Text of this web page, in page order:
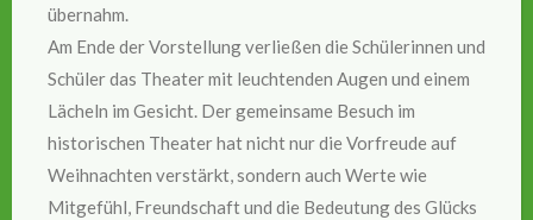
übernahm.
Am Ende der Vorstellung verließen die Schülerinnen und
Schüler das Theater mit leuchtenden Augen und einem
Lächeln im Gesicht. Der gemeinsame Besuch im
historischen Theater hat nicht nur die Vorfreude auf
Weihnachten verstärkt, sondern auch Werte wie
Mitgefühl, Freundschaft und die Bedeutung des Glücks